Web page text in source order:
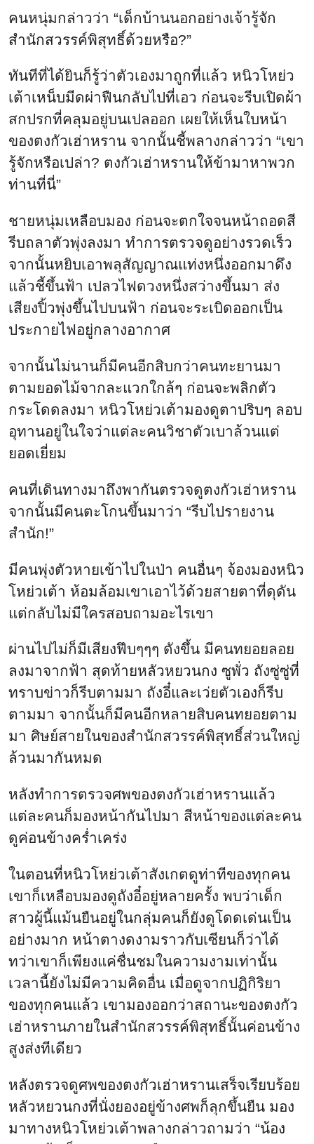
หลังทำการตรวจศพของตงกัวเฮ่าหรานแล้ว
แต่ละคนก็มองหน้ากันไปมา สีหน้าของแต่ละคน
ดูค่อนข้างคร่ำเคร่ง
ในตอนที่หนิวโหย่วเต้าสังเกตดูท่าทีของทุกคน
เขาก็เหลือบมองดูถังอี๋อยู่หลายครั้ง พบว่าเด็ก
สาวผู้นี้แม้นยืนอยู่ในกลุ่มคนก็ยังดูโดดเด่นเป็น
อย่างมาก หน้าตางดงามราวกับเซียนก็ว่าได้
ทว่าเขาก็เพียงแค่ชื่นชมในความงามเท่านั้น
เวลานี้ยังไม่มีความคิดอื่น เมื่อดูจากปฏิกิริยา
ของทุกคนแล้ว เขามองออกว่าสถานะของตงกัว
เฮ่าหรานภายในสำนักสวรรค์พิสุทธิ์นั้นค่อนข้าง
สูงส่งทีเดียว
หลังตรวจดูศพของตงกัวเฮ่าหรานเสร็จเรียบร้อย
หลัวหยวนกงที่นั่งยองอยู่ข้างศพก็ลุกขึ้นยืน มอง
มาทางหนิวโหย่วเต้าพลางกล่าวถามว่า “น้อง